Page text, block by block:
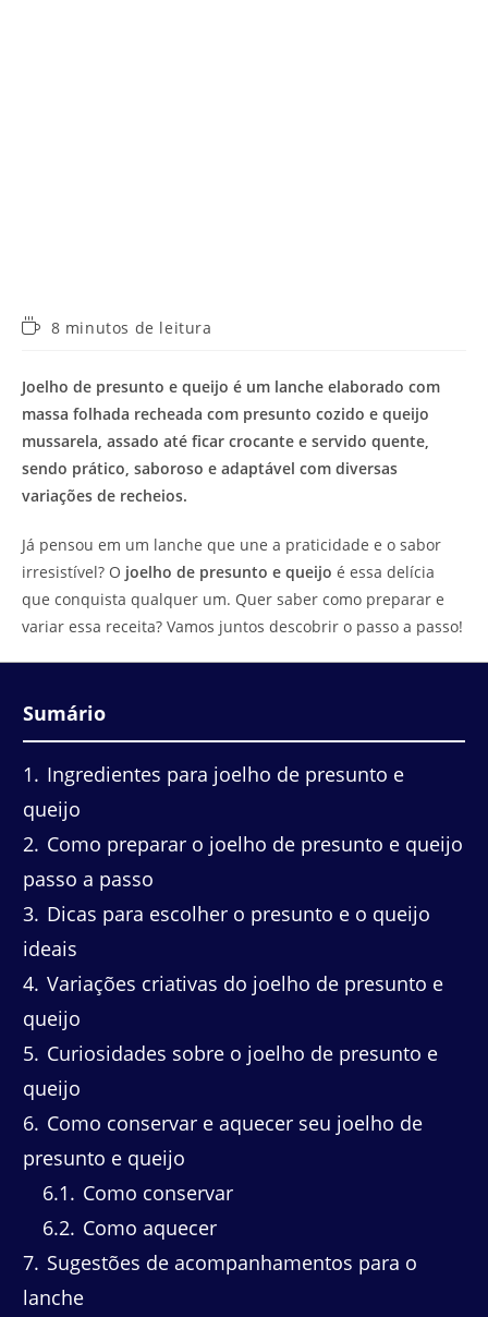
Tempo8 minutos de leitura
Joelho de presunto e queijo é um lanche elaborado com
massa folhada recheada com presunto cozido e queijo
mussarela, assado até ficar crocante e servido quente,
sendo prático, saboroso e adaptável com diversas
variações de recheios.
Já pensou em um lanche que une a praticidade e o sabor
irresistível? O joelho de presunto e queijo é essa delícia
que conquista qualquer um. Quer saber como preparar e
variar essa receita? Vamos juntos descobrir o passo a passo!
Sumário
1
Ingredientes para joelho de presunto e
queijo
2 Como preparar o joelho de presunto e queijo
passo a passo
3 Dicas para escolher o presunto e o queijo
ideais
4 Variações criativas do joelho de presunto e
queijo
5 Curiosidades sobre o joelho de presunto e
queijo
6 Como conservar e aquecer seu joelho de
presunto e queijo
6.1
Como conservar
6.2 Como aquecer
7 Sugestões de acompanhamentos para o
lanche